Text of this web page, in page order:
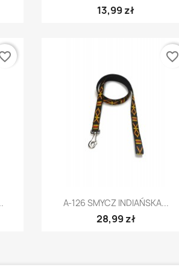
13,99 zł
 Szybki podgląd
A-126 SMYCZ INDIAŃSKA...
28,99 zł
favorite_border